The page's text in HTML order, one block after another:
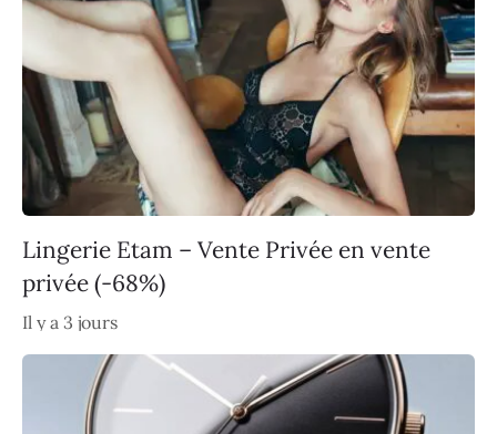
Lingerie Etam – Vente Privée en vente
privée (-68%)
Il y a 3 jours